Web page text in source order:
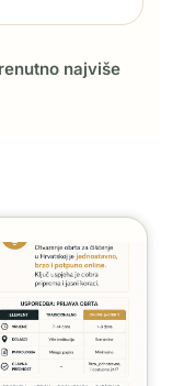
najviše